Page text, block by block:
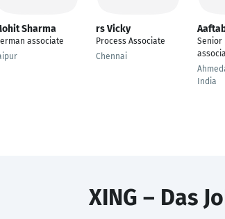
Sharma
associate
rs Vicky
Process Associate
Chennai
Senior
India
XING – Das